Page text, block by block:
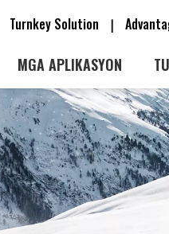
Turnkey Solution |
MGA APLIKASYON